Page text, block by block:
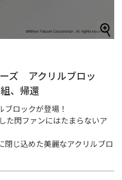
ズ アクリルブロッ
、帰還
ブロックが登場！
た閃ファンにはたまらないア
閉じ込めた美麗なアクリルブロ